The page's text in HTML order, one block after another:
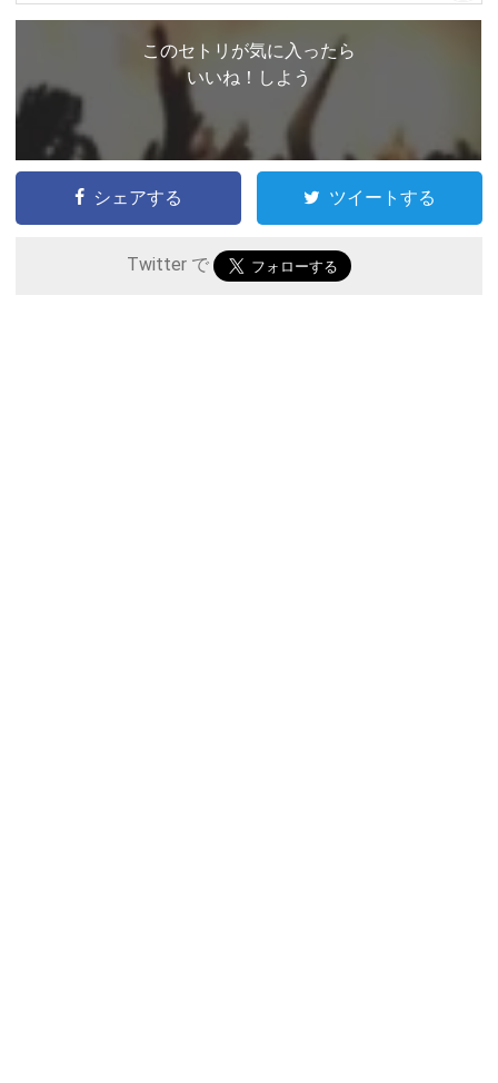
このセトリが気に入ったら
いいね！しよう
シェアする ツイートする
Twitter で